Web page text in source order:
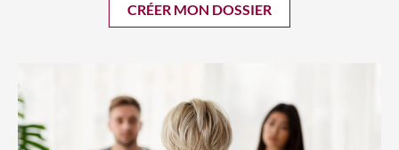
CRÉER MON DOSSIER